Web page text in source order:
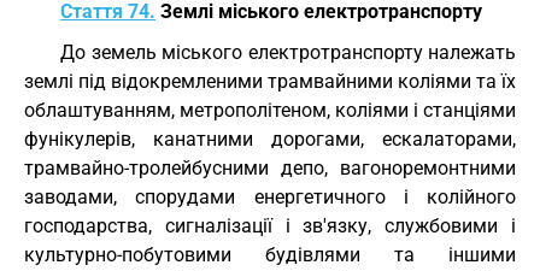
Стаття 74. Землі міського електротранспорту
До земель міського електротранспорту належать
землі під відокремленими трамвайними коліями та їх
облаштуванням, метрополітеном, коліями і станціями
фунікулерів, канатними дорогами, ескалаторами,
трамвайно-тролейбусними депо, вагоноремонтними
заводами, спорудами енергетичного і колійного
господарства, сигналізації і зв'язку, службовими і
культурно-побутовими будівлями та іншими